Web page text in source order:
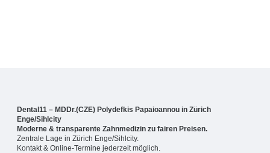
Dental11 – MDDr.(CZE) Polydefkis Papaioannou in Zürich
Enge/Sihlcity
Moderne & transparente Zahnmedizin zu fairen Preisen.
Zentrale Lage in Zürich Enge/Sihlcity.
Kontakt & Online-Termine jederzeit möglich.